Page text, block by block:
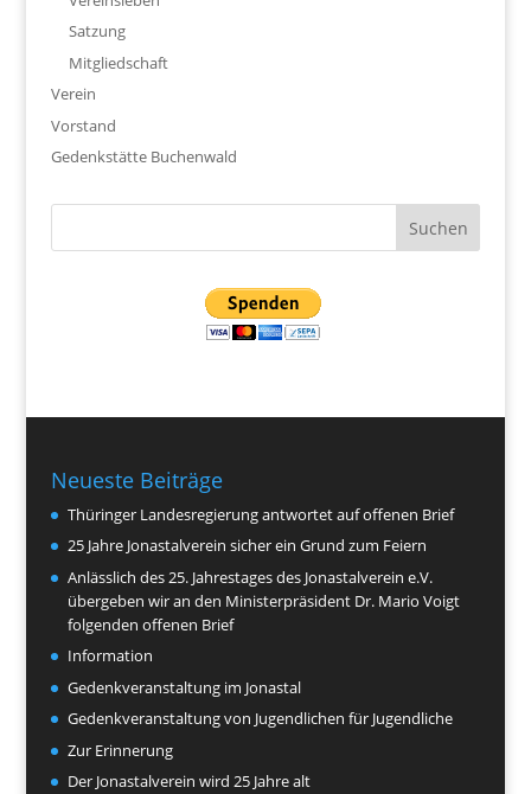
Satzung
Mitgliedschaft
Verein
Vorstand
Gedenkstätte Buchenwald
Neueste Beiträge
Thüringer Landesregierung antwortet auf offenen Brief
25 Jahre Jonastalverein sicher ein Grund zum Feiern
Anlässlich des 25. Jahrestages des Jonastalverein e.V.
übergeben wir an den Ministerpräsident Dr. Mario Voigt
folgenden offenen Brief
Information
Gedenkveranstaltung im Jonastal
Gedenkveranstaltung von Jugendlichen für Jugendliche
Zur Erinnerung
Der Jonastalverein wird 25 Jahre alt